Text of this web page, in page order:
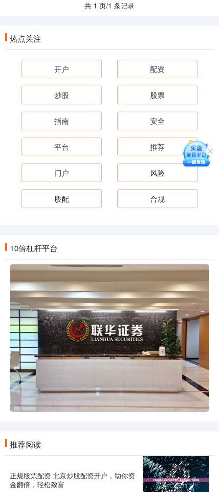
共 1 页/1 条记录
热点关注
开户 配资
炒股 股票
指南 安全
平台 推荐
门户 风险
股配 合规
10倍杠杆平台
推荐阅读
正规股票配资 北京炒股配资开户，助你资
金翻倍，轻松致富